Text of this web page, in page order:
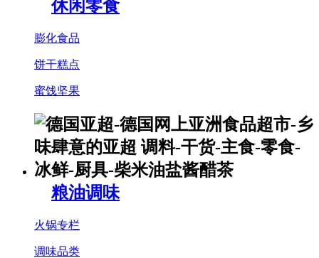
休闲零食
膨化食品
饼干糕点
蜜饯坚果
粮油调味
火锅专栏
调味品类